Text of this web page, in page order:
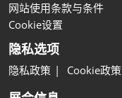
网站使用条款与条件
Cookie设置
隐私选项
隐私政策 Cookie政策